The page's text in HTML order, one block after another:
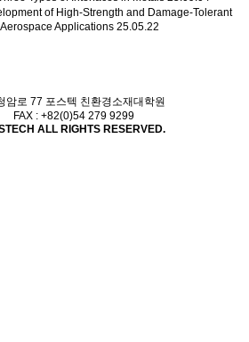
of High-Strength and Damage-Tolerant
Applications 25.05.22
로 77 포스텍 친환경소재대학원
: +82(0)54 279 9299
ALL RIGHTS RESERVED.